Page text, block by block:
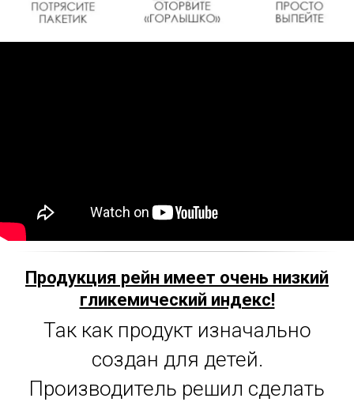
Продукция рейн имеет очень низкий
гликемический индекс!
Так как продукт изначально
создан для детей.
Производитель решил сделать